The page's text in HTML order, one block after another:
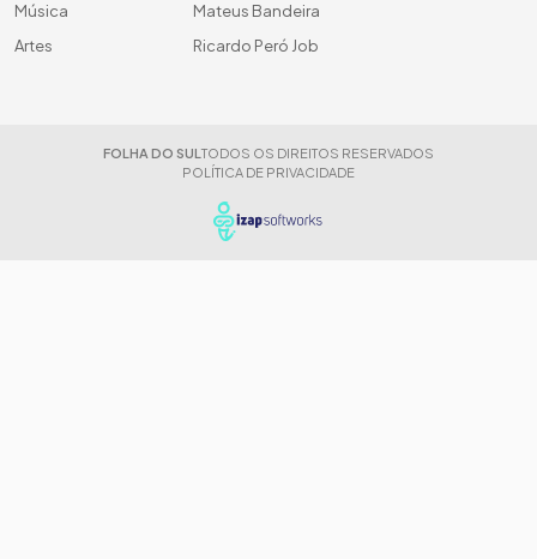
Música
Artes
Mateus Bandeira
Ricardo Peró Job
FOLHA DO SUL TODOS OS DIREITOS RESERVADOS
POLÍTICA DE PRIVACIDADE